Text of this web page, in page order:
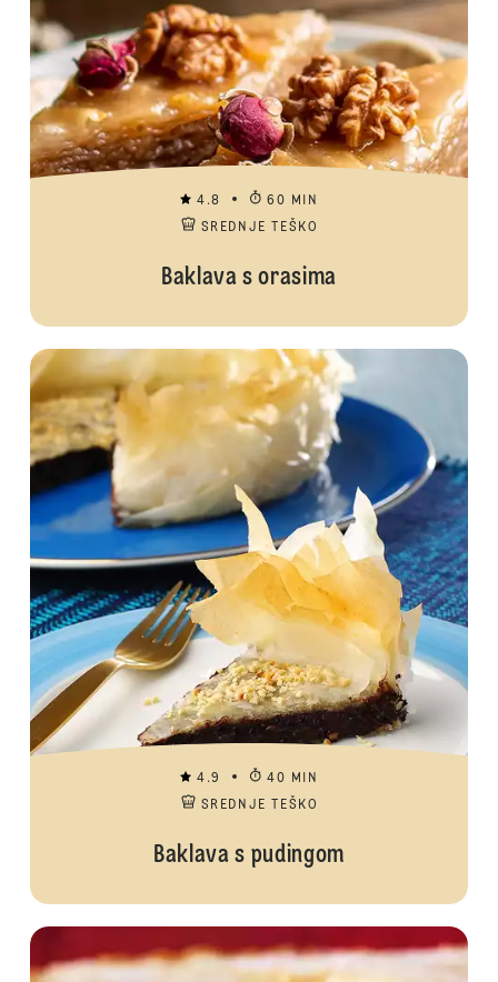
4.8
60 MIN
SREDNJE TEŠKO
Baklava s orasima
4.9
40 MIN
SREDNJE TEŠKO
Baklava s pudingom